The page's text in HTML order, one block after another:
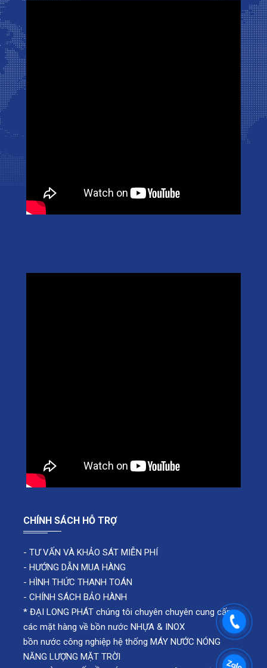
CHÍNH SÁCH HỖ TRỢ
- TƯ VẤN VÀ KHẢO SÁT MIỄN PHÍ
- HƯỚNG DẪN MUA HÀNG
- HÌNH THỨC THANH TOÁN
- CHÍNH SÁCH BẢO HÀNH
* ĐẠI LONG PHÁT chúng tôi chuyên chuyên cung cấp
các mặt hàng về bồn nước NHỰA & INOX
bồn nước công nghiệp hệ thống MÁY NƯỚC NÓNG
NĂNG LƯỢNG MẶT TRỜI